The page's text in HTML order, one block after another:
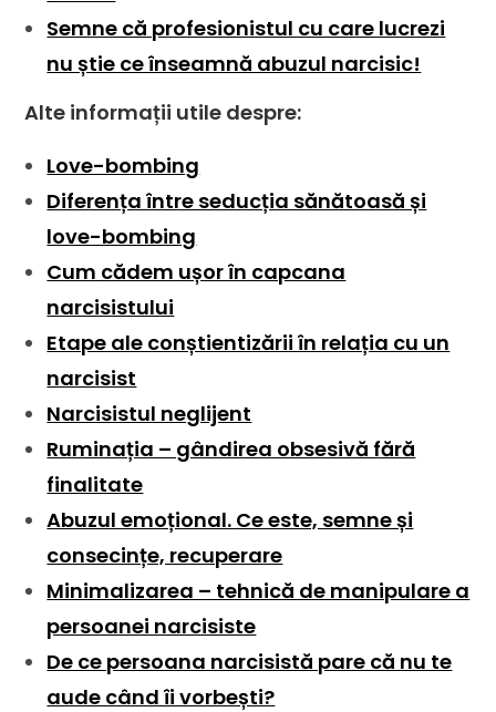
Semne că profesionistul cu care lucrezi
nu știe ce înseamnă abuzul narcisic!
Alte informații utile despre:
Love-bombing
Diferența între seducția sănătoasă și
love-bombing
Cum cădem ușor în capcana
narcisistului
Etape ale conștientizării în relația cu un
narcisist
Narcisistul neglijent
Ruminația – gândirea obsesivă fără
finalitate
Abuzul emoțional. Ce este, semne și
consecințe, recuperare
Minimalizarea – tehnică de manipulare a
persoanei narcisiste
De ce persoana narcisistă pare că nu te
aude când îi vorbești?